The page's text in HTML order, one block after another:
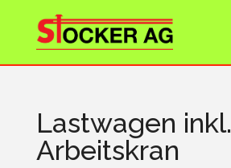
Lastwagen inkl.
Arbeitskran